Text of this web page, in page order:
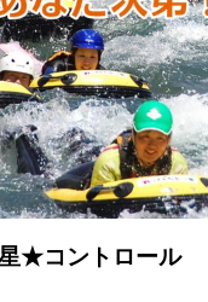
★コントロール